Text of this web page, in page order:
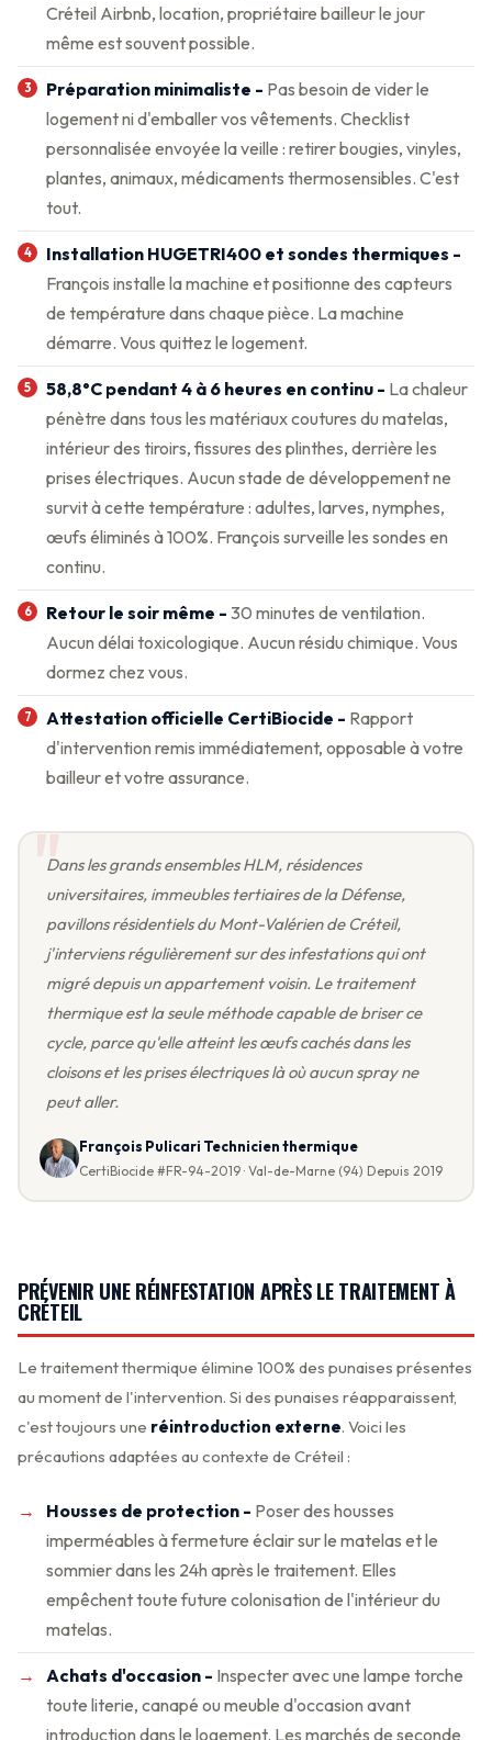
Créteil Airbnb, location, propriétaire bailleur le jour
même est souvent possible.
Préparation minimaliste - Pas besoin de vider le
logement ni d'emballer vos vêtements. Checklist
personnalisée envoyée la veille : retirer bougies, vinyles,
plantes, animaux, médicaments thermosensibles. C'est
tout.
Installation HUGETRI400 et sondes thermiques -
François installe la machine et positionne des capteurs
de température dans chaque pièce. La machine
démarre. Vous quittez le logement.
58,8°C pendant 4 à 6 heures en continu - La chaleur
pénètre dans tous les matériaux coutures du matelas,
intérieur des tiroirs, fissures des plinthes, derrière les
prises électriques. Aucun stade de développement ne
survit à cette température : adultes, larves, nymphes,
œufs éliminés à 100%. François surveille les sondes en
continu.
Retour le soir même - 30 minutes de ventilation.
Aucun délai toxicologique. Aucun résidu chimique. Vous
dormez chez vous.
Attestation officielle CertiBiocide - Rapport
d'intervention remis immédiatement, opposable à votre
bailleur et votre assurance.
Dans les grands ensembles HLM, résidences
universitaires, immeubles tertiaires de la Défense,
pavillons résidentiels du Mont-Valérien de Créteil,
j'interviens régulièrement sur des infestations qui ont
migré depuis un appartement voisin. Le traitement
thermique est la seule méthode capable de briser ce
cycle, parce qu'elle atteint les œufs cachés dans les
cloisons et les prises électriques là où aucun spray ne
peut aller.
François Pulicari Technicien thermique
CertiBiocide #FR-94-2019 · Val-de-Marne (94) Depuis 2019
PRÉVENIR UNE RÉINFESTATION APRÈS LE TRAITEMENT À
CRÉTEIL
Le traitement thermique élimine 100% des punaises présentes
au moment de l'intervention. Si des punaises réapparaissent,
c'est toujours une réintroduction externe. Voici les
précautions adaptées au contexte de Créteil :
Housses de protection - Poser des housses
imperméables à fermeture éclair sur le matelas et le
sommier dans les 24h après le traitement. Elles
empêchent toute future colonisation de l'intérieur du
matelas.
Achats d'occasion - Inspecter avec une lampe torche
toute literie, canapé ou meuble d'occasion avant
introduction dans le logement. Les marchés de seconde